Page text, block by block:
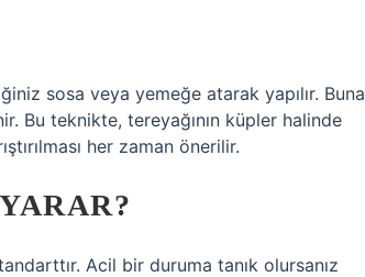
sosa veya yemeğe atarak yapılır. Buna
Bu teknikte, tereyağının küpler halinde
her zaman önerilir.
Acil bir duruma tanık olursanız